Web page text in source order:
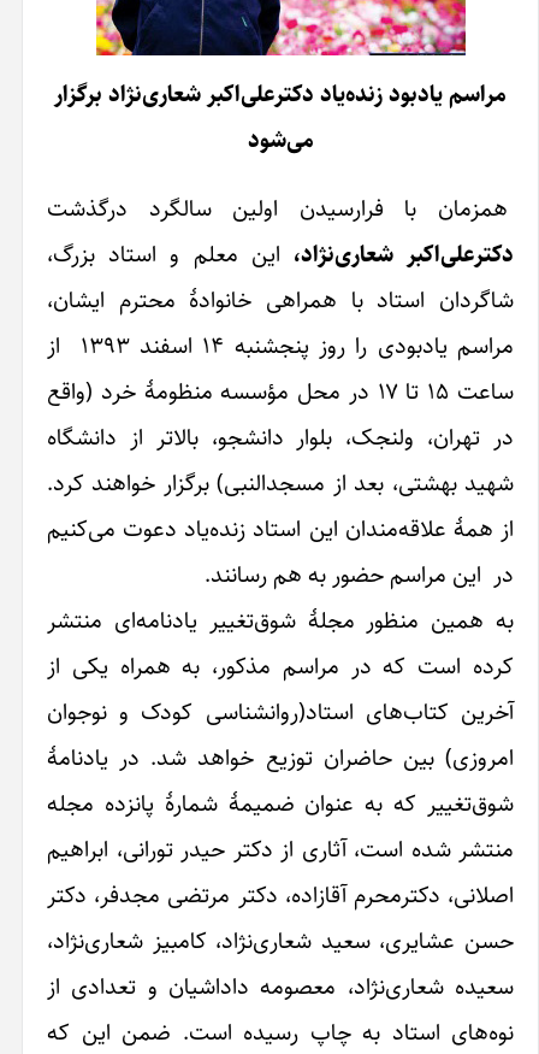
شعاری‌نژاد برگزار
سالگرد درگذشت
و استاد بزرگ،
محترم ایشان،
مراسم یادبودی را روز پنجشنبه ۱۴ اسفند ۱۳۹۳ از
مؤسسه منظومۀ خرد (واقع
بالاتر از دانشگاه
برگزار خواهند کرد.
زنده‌یاد دعوت می‌کنیم
یادنامه‌ای منتشر
به همراه یکی از
کودک و نوجوان
شد. در یادنامۀ
شمارۀ پانزده مجله
تورانی، ابراهیم
مرتضی مجدفر، دکتر
کامبیز شعاری‌نژاد،
و تعدادی از
است. ضمن این که
تبریزیم منیم
چهارشنبه ۱۰ تیر
۱۴۰۵
سئچیلمیش
اثرلر(معجز)
۱۴۰۵
مجموعه ۱
چهارشنبه ۱۰ تیر
۱۴۰۵
چهارشنبه ۱۰ تیر
ائله اوغول
ایسته‌ییر وطن
چهارشنبه ۱۰ تیر
چهارشنبه ۱۰ تیر
۱۴۰۵
مجله ایشیق
آذربایجان و
مهاجرت
مجله ایشیق
آذربایجان
قفه‌خانالاری
آذربایجان
معلم‌لری و
تحصیل
مساله‌سی